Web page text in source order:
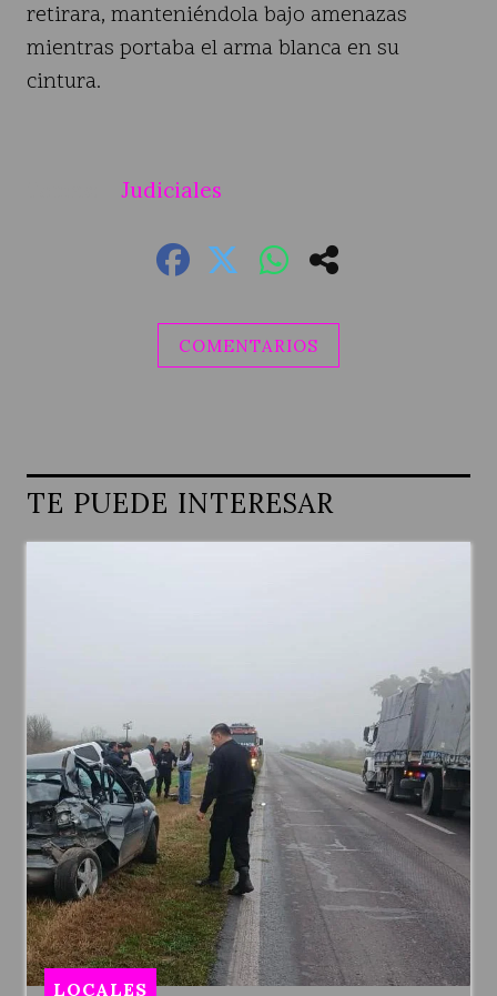
retirara, manteniéndola bajo amenazas
mientras portaba el arma blanca en su
cintura.
Judiciales
COMENTARIOS
TE PUEDE INTERESAR
LOCALES